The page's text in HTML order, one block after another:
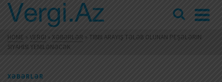
HOME » VERGI » XƏBƏRLƏR » TIBBI ARAYIŞ TƏLƏB OLUNAN PEŞƏLƏRIN
SIYAHISI YENILƏNƏCƏK
XƏBƏRLƏR